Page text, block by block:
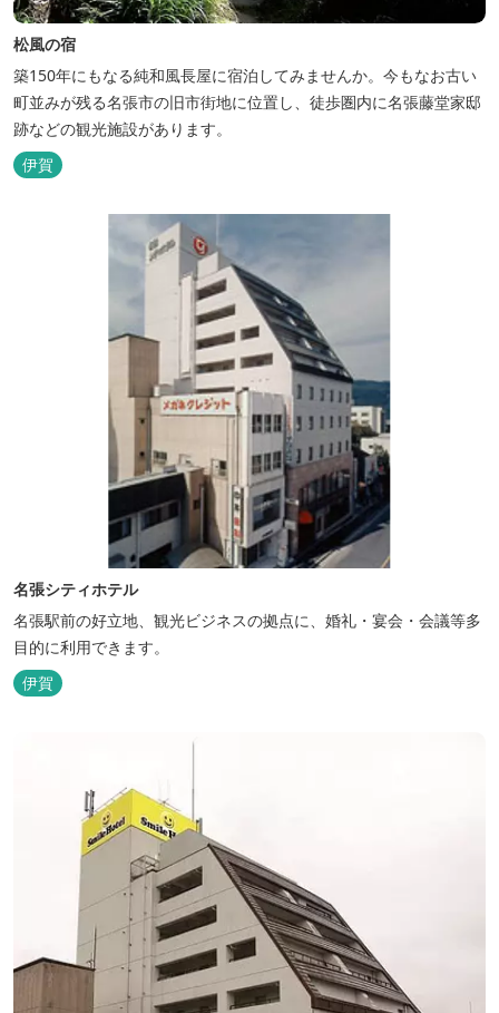
松風の宿
築150年にもなる純和風長屋に宿泊してみませんか。今もなお古い
町並みが残る名張市の旧市街地に位置し、徒歩圏内に名張藤堂家邸
跡などの観光施設があります。
伊賀
名張シティホテル
名張駅前の好立地、観光ビジネスの拠点に、婚礼・宴会・会議等多
目的に利用できます。
伊賀